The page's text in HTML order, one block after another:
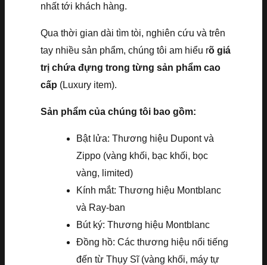
nhất tới khách hàng.
Qua thời gian dài tìm tòi, nghiên cứu và trên
tay nhiều sản phẩm, chúng tôi am hiểu rõ giá
trị chứa đựng trong từng sản phẩm cao
cấp (Luxury item).
Sản phẩm của chúng tôi bao gồm:
Bật lửa: Thương hiệu Dupont và
Zippo (vàng khối, bạc khối, bọc
vàng, limited)
Kính mắt: Thương hiệu Montblanc
và Ray-ban
Bút ký: Thương hiệu Montblanc
Đồng hồ: Các thương hiệu nổi tiếng
đến từ Thụy Sĩ (vàng khối, máy tự